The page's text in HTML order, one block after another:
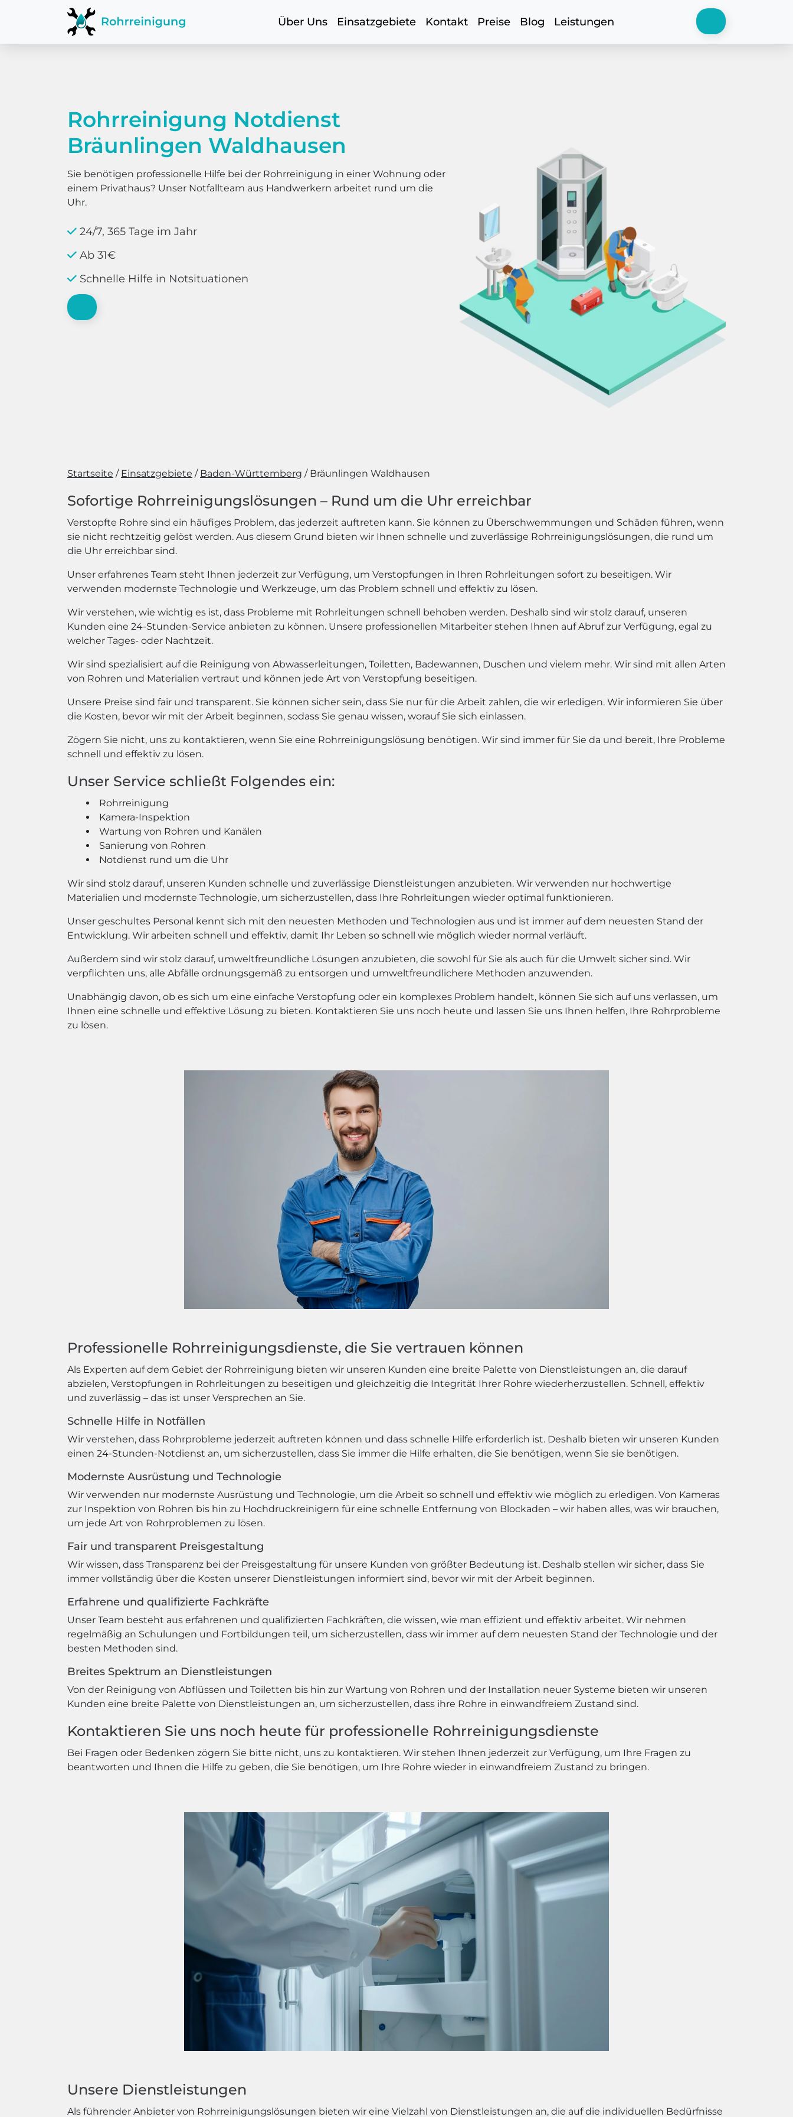
Über Uns Einsatzgebiete Kontakt Preise Blog Leistungen
Rohrreinigung Notdienst
Bräunlingen Waldhausen
Sie benötigen professionelle Hilfe bei der Rohrreinigung in einer Wohnung oder
einem Privathaus? Unser Notfallteam aus Handwerkern arbeitet rund um die
Uhr.
24/7, 365 Tage im Jahr
Ab 31€
Schnelle Hilfe in Notsituationen
Startseite Einsatzgebiete Baden-Württemberg Bräunlingen Waldhausen
Sofortige Rohrreinigungslösungen – Rund um die Uhr erreichbar
Verstopfte Rohre sind ein häufiges Problem, das jederzeit auftreten kann. Sie können zu Überschwemmungen und Schäden führen, wenn
sie nicht rechtzeitig gelöst werden. Aus diesem Grund bieten wir Ihnen schnelle und zuverlässige Rohrreinigungslösungen, die rund um
die Uhr erreichbar sind.
Unser erfahrenes Team steht Ihnen jederzeit zur Verfügung, um Verstopfungen in Ihren Rohrleitungen sofort zu beseitigen. Wir
verwenden modernste Technologie und Werkzeuge, um das Problem schnell und effektiv zu lösen.
Wir verstehen, wie wichtig es ist, dass Probleme mit Rohrleitungen schnell behoben werden. Deshalb sind wir stolz darauf, unseren
Kunden eine 24-Stunden-Service anbieten zu können. Unsere professionellen Mitarbeiter stehen Ihnen auf Abruf zur Verfügung, egal zu
welcher Tages- oder Nachtzeit.
Wir sind spezialisiert auf die Reinigung von Abwasserleitungen, Toiletten, Badewannen, Duschen und vielem mehr. Wir sind mit allen Arten
von Rohren und Materialien vertraut und können jede Art von Verstopfung beseitigen.
Unsere Preise sind fair und transparent. Sie können sicher sein, dass Sie nur für die Arbeit zahlen, die wir erledigen. Wir informieren Sie über
die Kosten, bevor wir mit der Arbeit beginnen, sodass Sie genau wissen, worauf Sie sich einlassen.
Zögern Sie nicht, uns zu kontaktieren, wenn Sie eine Rohrreinigungslösung benötigen. Wir sind immer für Sie da und bereit, Ihre Probleme
schnell und effektiv zu lösen.
Unser Service schließt Folgendes ein:
Rohrreinigung
Kamera-Inspektion
Wartung von Rohren und Kanälen
Sanierung von Rohren
Notdienst rund um die Uhr
Wir sind stolz darauf, unseren Kunden schnelle und zuverlässige Dienstleistungen anzubieten. Wir verwenden nur hochwertige
Materialien und modernste Technologie, um sicherzustellen, dass Ihre Rohrleitungen wieder optimal funktionieren.
Unser geschultes Personal kennt sich mit den neuesten Methoden und Technologien aus und ist immer auf dem neuesten Stand der
Entwicklung. Wir arbeiten schnell und effektiv, damit Ihr Leben so schnell wie möglich wieder normal verläuft.
Außerdem sind wir stolz darauf, umweltfreundliche Lösungen anzubieten, die sowohl für Sie als auch für die Umwelt sicher sind. Wir
verpflichten uns, alle Abfälle ordnungsgemäß zu entsorgen und umweltfreundlichere Methoden anzuwenden.
Unabhängig davon, ob es sich um eine einfache Verstopfung oder ein komplexes Problem handelt, können Sie sich auf uns verlassen, um
Ihnen eine schnelle und effektive Lösung zu bieten. Kontaktieren Sie uns noch heute und lassen Sie uns Ihnen helfen, Ihre Rohrprobleme
zu lösen.
Professionelle Rohrreinigungsdienste, die Sie vertrauen können
Als Experten auf dem Gebiet der Rohrreinigung bieten wir unseren Kunden eine breite Palette von Dienstleistungen an, die darauf
abzielen, Verstopfungen in Rohrleitungen zu beseitigen und gleichzeitig die Integrität Ihrer Rohre wiederherzustellen. Schnell, effektiv
und zuverlässig – das ist unser Versprechen an Sie.
Schnelle Hilfe in Notfällen
Wir verstehen, dass Rohrprobleme jederzeit auftreten können und dass schnelle Hilfe erforderlich ist. Deshalb bieten wir unseren Kunden
einen 24-Stunden-Notdienst an, um sicherzustellen, dass Sie immer die Hilfe erhalten, die Sie benötigen, wenn Sie sie benötigen.
Modernste Ausrüstung und Technologie
Wir verwenden nur modernste Ausrüstung und Technologie, um die Arbeit so schnell und effektiv wie möglich zu erledigen. Von Kameras
zur Inspektion von Rohren bis hin zu Hochdruckreinigern für eine schnelle Entfernung von Blockaden – wir haben alles, was wir brauchen,
um jede Art von Rohrproblemen zu lösen.
Fair und transparent Preisgestaltung
Wir wissen, dass Transparenz bei der Preisgestaltung für unsere Kunden von größter Bedeutung ist. Deshalb stellen wir sicher, dass Sie
immer vollständig über die Kosten unserer Dienstleistungen informiert sind, bevor wir mit der Arbeit beginnen.
Erfahrene und qualifizierte Fachkräfte
Unser Team besteht aus erfahrenen und qualifizierten Fachkräften, die wissen, wie man effizient und effektiv arbeitet. Wir nehmen
regelmäßig an Schulungen und Fortbildungen teil, um sicherzustellen, dass wir immer auf dem neuesten Stand der Technologie und der
besten Methoden sind.
Breites Spektrum an Dienstleistungen
Von der Reinigung von Abflüssen und Toiletten bis hin zur Wartung von Rohren und der Installation neuer Systeme bieten wir unseren
Kunden eine breite Palette von Dienstleistungen an, um sicherzustellen, dass ihre Rohre in einwandfreiem Zustand sind.
Kontaktieren Sie uns noch heute für professionelle Rohrreinigungsdienste
Bei Fragen oder Bedenken zögern Sie bitte nicht, uns zu kontaktieren. Wir stehen Ihnen jederzeit zur Verfügung, um Ihre Fragen zu
beantworten und Ihnen die Hilfe zu geben, die Sie benötigen, um Ihre Rohre wieder in einwandfreiem Zustand zu bringen.
Unsere Dienstleistungen
Als führender Anbieter von Rohrreinigungslösungen bieten wir eine Vielzahl von Dienstleistungen an, die auf die individuellen Bedürfnisse